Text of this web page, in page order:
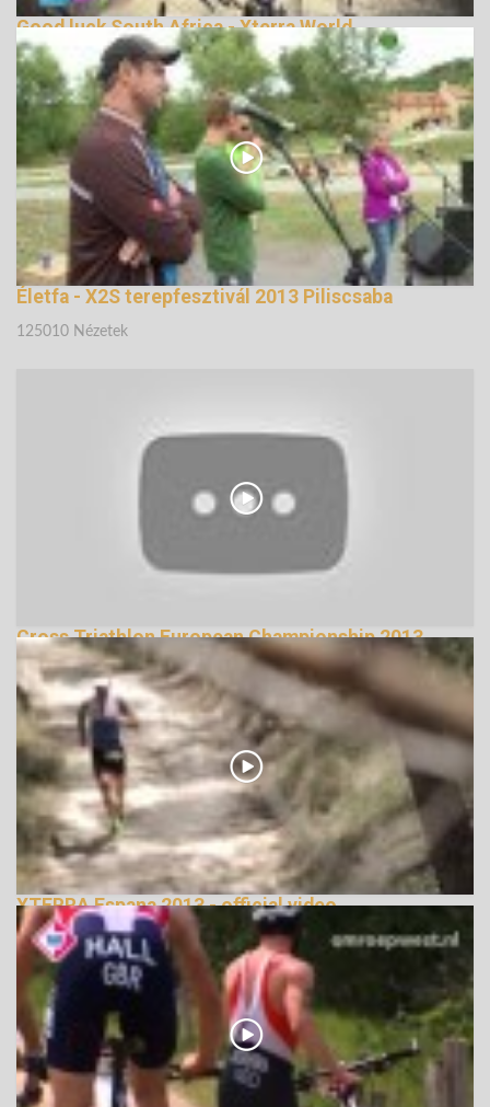
Good luck South Africa - Xterra World
Championships 2013
121244 Nézetek
Életfa - X2S terepfesztivál 2013 Piliscsaba
125010 Nézetek
Cross Triathlon European Championship 2013,
Wolfgangsee
119906 Nézetek
XTERRA Espana 2013 - official video
121430 Nézetek